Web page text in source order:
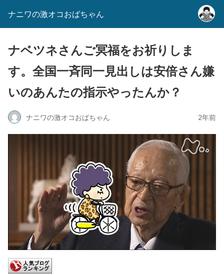
ナニワの激オコおばちゃん
ナベツネさんご冥福をお祈りしま
す。全国一斉同一見出しは安倍さん嫌
いのあんたの指示やったんか？
ナニワの激オコおばちゃん 2年前